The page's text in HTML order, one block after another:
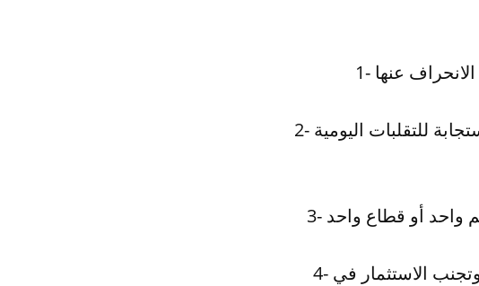
2- الالتزام بالتحليل الفني والأساسي للأسواق المالية، وعدم الاستجابة للتقلبات اليومية
4- الحرص على الاستثمار في الشركات الكبيرة والمستقرة، وتجنب الاستثمار في